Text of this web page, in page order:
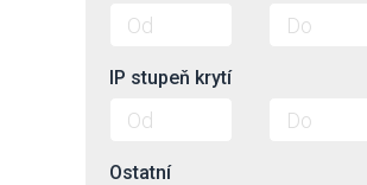
IP stupeň krytí
Ostatní